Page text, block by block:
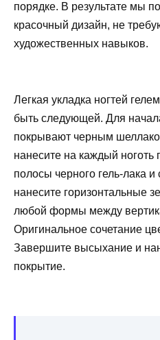
порядке. В результате мы
красочный дизайн, не
художественных навыков.
Легкая укладка ногтей
быть следующей. Для
покрывают черным
нанесите на каждый ноготь
полосы черного гель-лака
нанесите горизонтальные
любой формы между
Оригинальное сочетание
Завершите высыхание и
покрытие.